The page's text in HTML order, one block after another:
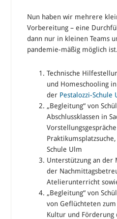
Nun haben wir mehrere
Vorbereitung – eine
dann nur in kleinen Teams
pandemie-mäßig möglich ist.
Technische
und Homeschooling
der Pestalozzi-Schule
„Begleitung“ von
Abschlussklassen in
Schule Ulm
Unterstützung an der
der
Atelierunterricht
„Begleitung“ von
von Geflüchteten
Kultur und Förderung